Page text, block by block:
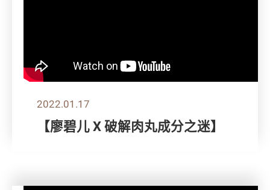
2022.01.17
【廖碧儿 X 破解肉丸成分之迷】